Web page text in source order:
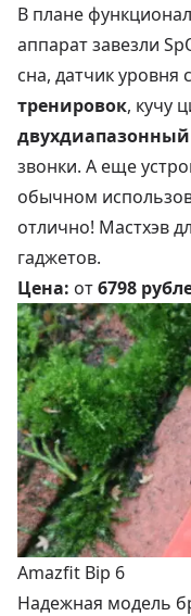
В плане
аппарат завезли
сна, датчик уровня
тренировок, кучу
двухдиапазонный
звонки. А еще
обычном
отлично! Мастхэв
гаджетов.
Цена: от6798
Amazfit Bip 6
Надежная модель